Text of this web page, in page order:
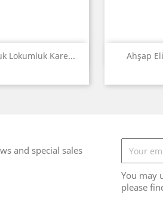
Lokumluk Kare...
view Ahşap
and special sales
You may
please